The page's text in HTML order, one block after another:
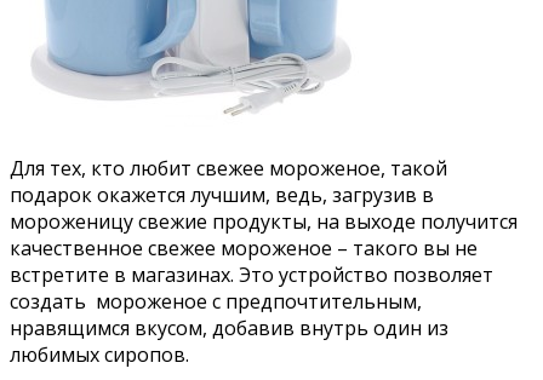
Для тех, кто любит свежее мороженое, такой
подарок окажется лучшим, ведь, загрузив в
мороженицу свежие продукты, на выходе получится
качественное свежее мороженое – такого вы не
встретите в магазинах. Это устройство позволяет
создать мороженое с предпочтительным,
нравящимся вкусом, добавив внутрь один из
любимых сиропов.